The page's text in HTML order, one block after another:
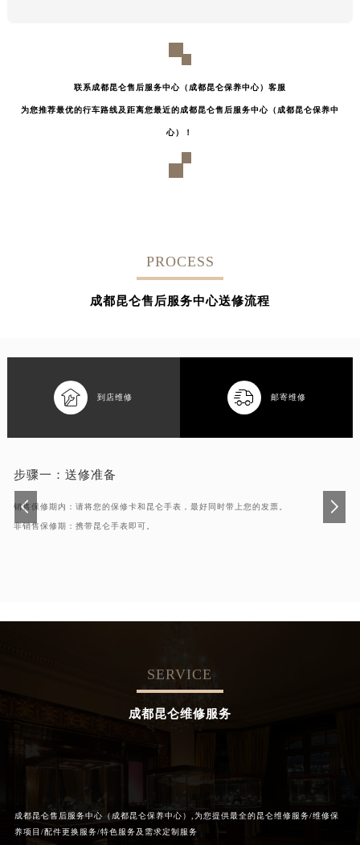
联系成都昆仑售后服务中心（成都昆仑保养中心）客服
为您推荐最优的行车路线及距离您最近的成都昆仑售后服务中心（成都昆仑保养中
心）！
PROCESS
成都昆仑售后服务中心送修流程
 到店维修  邮寄维修
步骤一： 送修准备
销售保修期内：请将您的保修卡和昆仑手表，最好同时带上您的发票。
非销售保修期：携带昆仑手表即可。
SERVICE
成都昆仑维修服务
成都昆仑售后服务中心（成都昆仑保养中心）,为您提供最全的昆仑维修服务/维修保
养项目/配件更换服务/特色服务及需求定制服务